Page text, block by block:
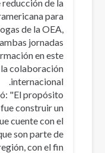
de la
para
de la OEA,
jornadas
en este
colaboración
internacional.
"El propósito
construir un
cuente con el
son parte de
con el fin